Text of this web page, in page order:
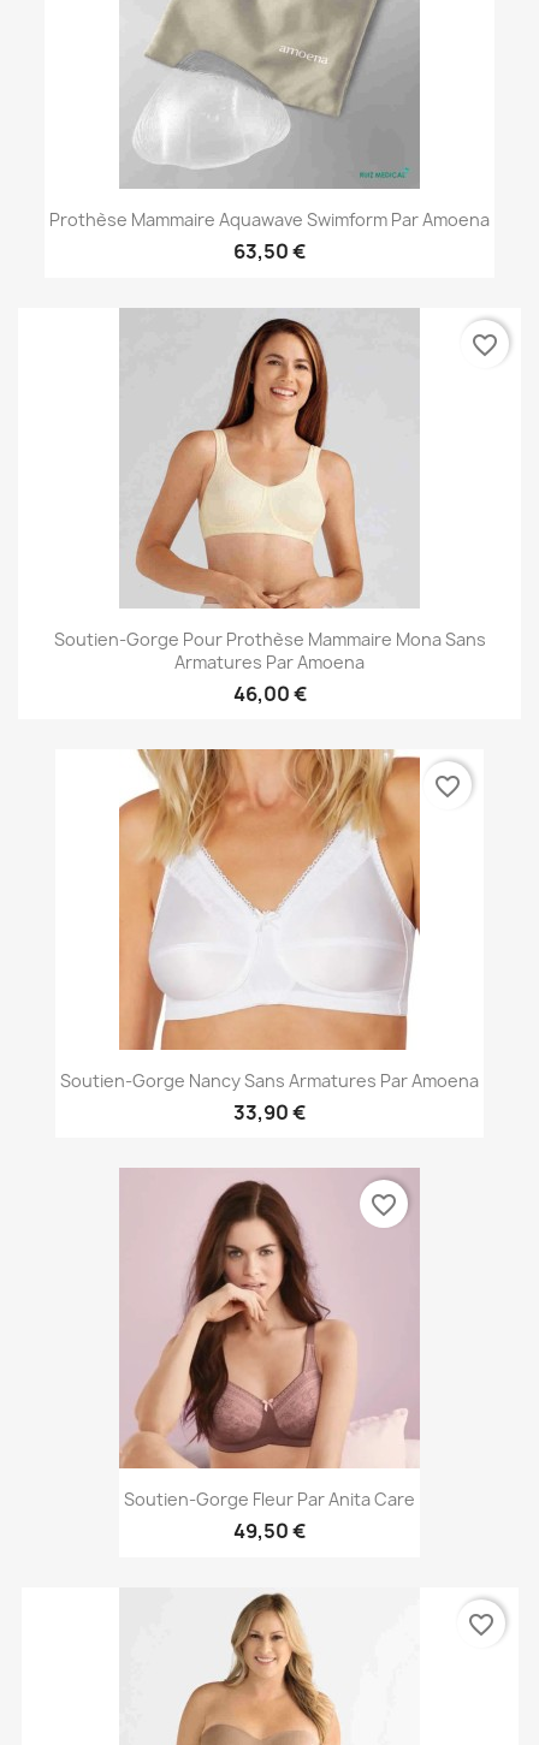
Prothèse Mammaire Aquawave Swimform Par Amoena
63,50 €
Soutien-Gorge Pour Prothèse Mammaire Mona Sans
Armatures Par Amoena
46,00 €
favorite_border
Soutien-Gorge Nancy Sans Armatures Par Amoena
33,90 €
favorite_border
Soutien-Gorge Fleur Par Anita Care
49,50 €
favorite_border
favorite_border